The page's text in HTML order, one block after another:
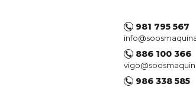
981 795 567
886 100 366
986 338 585